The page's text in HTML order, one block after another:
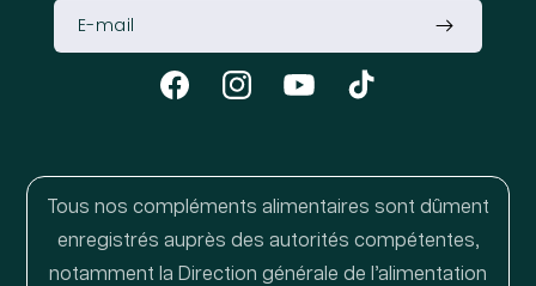
FacebookInstagramYouTube TikTok
Tous nos compléments alimentaires sont dûment
enregistrés auprès des autorités compétentes,
notamment la Direction générale de l’alimentation